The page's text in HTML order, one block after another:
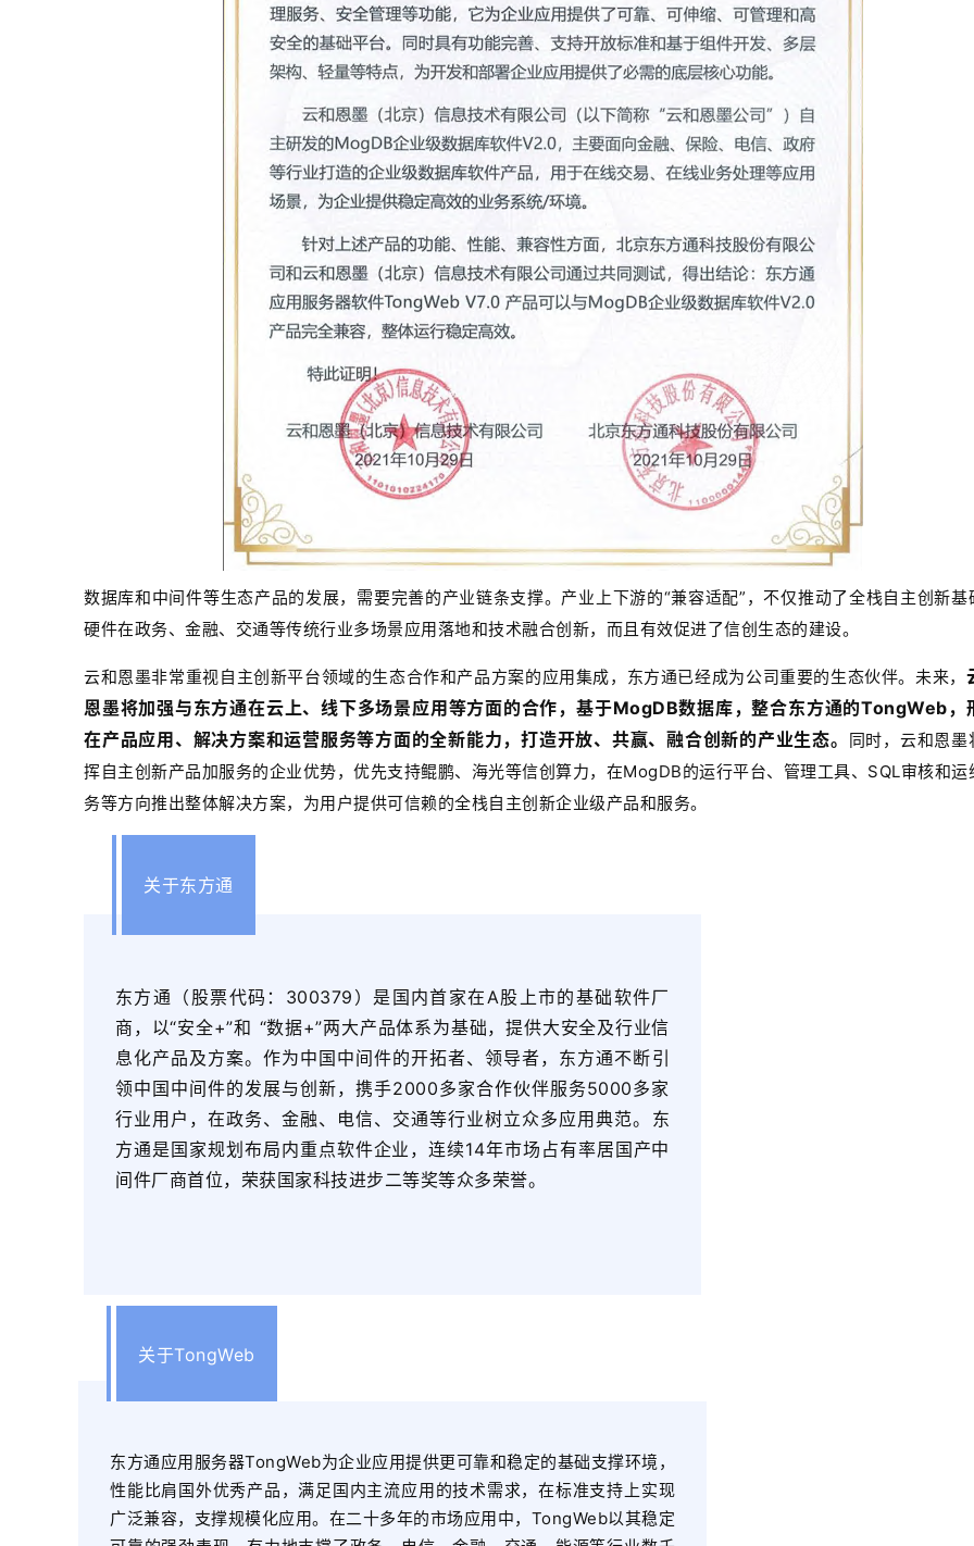
数据库和中间件等生态产品的发展，需要完善的产业链条支撑。产业上下游的“兼容适配”，不仅推动了全栈自主创新基
硬件在政务、金融、交通等传统行业多场景应用落地和技术融合创新，而且有效促进了信创生态的建设。
云和恩墨非常重视自主创新平台领域的生态合作和产品方案的应用集成，东方通已经成为公司重要的生态伙伴。未来，
恩墨将加强与东方通在云上、线下多场景应用等方面的合作，基于MogDB数据库，整合东方通的TongWeb，
在产品应用、解决方案和运营服务等方面的全新能力，打造开放、共赢、融合创新的产业生态。
同时，云和恩墨
挥自主创新产品加服务的企业优势，优先支持鲲鹏、海光等信创算力，在MogDB的运行平台、管理工具、SQL审核和运
务等方向推出整体解决方案，为用户提供可信赖的全栈自主创新企业级产品和服务。
关于东方通
东方通（股票代码：300379）是国内首家在A股上市的基础软件厂
商，以“安全+”和 “数据+”两大产品体系为基础，提供大安全及行业信
息化产品及方案。作为中国中间件的开拓者、领导者，东方通不断引
领中国中间件的发展与创新，携手2000多家合作伙伴服务5000多家
行业用户，在政务、金融、电信、交通等行业树立众多应用典范。 东
方通是国家规划布局内重点软件企业，连续14年市场占有率居国产中
间件厂商首位，荣获国家科技进步二等奖等众多荣誉。
关于TongWeb
东方通应用服务器TongWeb为企业应用提供更可靠和稳定的基础支撑环境，
性能比肩国外优秀产品，满足国内主流应用的技术需求，在标准支持上实现
广泛兼容，支撑规模化应用。在二十多年的市场应用中，TongWeb以其稳定